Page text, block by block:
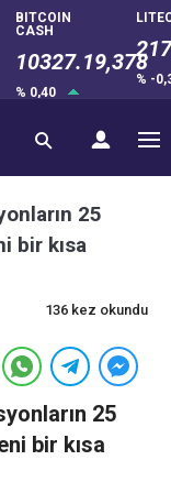
BITCOIN
CASH
10327.19,378
% 0,40
% -
25
bir kısa
136 kez okundu
25
bir kısa